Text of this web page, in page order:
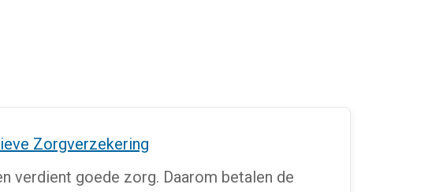
Zorgverzekering
verdient goede zorg. Daarom betalen de